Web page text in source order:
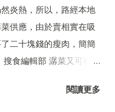
炎熱，所以，路經本地
供應，由於賣相實在吸
二十塊錢的瘦肉，簡簡
食編輯部 潺菜又可稱木
閱讀更多